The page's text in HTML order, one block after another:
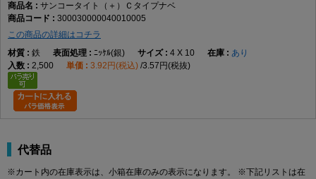
サンコータイト（＋）Ｃタイプナベ
300030000040010005
この商品の詳細はコチラ
鉄
ﾆｯｹﾙ(銀) 4 X 10
あり
2,500
3.92円(税込) 3.57円(税抜)
代替品
※カート内の在庫表示は、小箱在庫のみの表示になります。 ※下記リストは在